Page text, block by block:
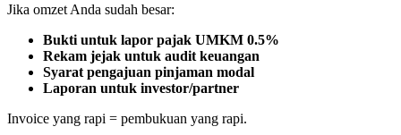
Jika omzet Anda sudah besar:
Bukti untuk lapor pajak UMKM 0.5%
Rekam jejak untuk audit keuangan
Syarat pengajuan pinjaman modal
Laporan untuk investor/partner
Invoice yang rapi = pembukuan yang rapi.